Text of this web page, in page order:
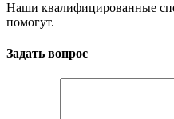
Наши квалифицированные
помогут.
Задать вопрос